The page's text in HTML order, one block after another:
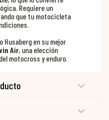
Requiere un
que tu motocicleta
Husaberg en su mejor
Air, una elección
motocross y enduro.